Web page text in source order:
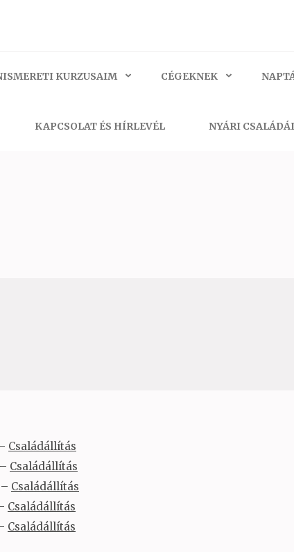
KURZUSAIM CÉGEKNEK
KAPCSOLAT ÉS HÍRLEVÉL NYÁRI
Családállítás
– Családállítás
– Családállítás
Családállítás
Családállítás